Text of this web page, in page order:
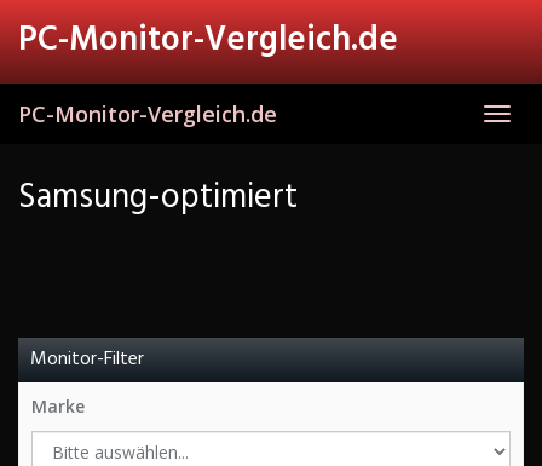
content
PC-Monitor-Vergleich.de
PC-Monitor-Vergleich.de
Samsung-optimiert
Monitor-Filter
Marke